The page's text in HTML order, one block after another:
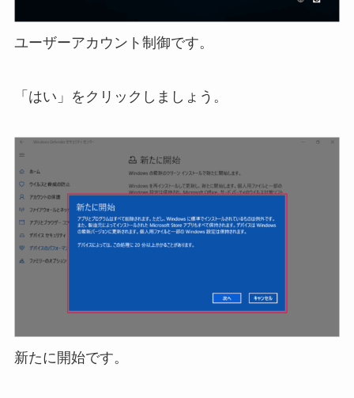
ユーザーアカウント制御です。
「はい」をクリックしましょう。
新たに開始です。